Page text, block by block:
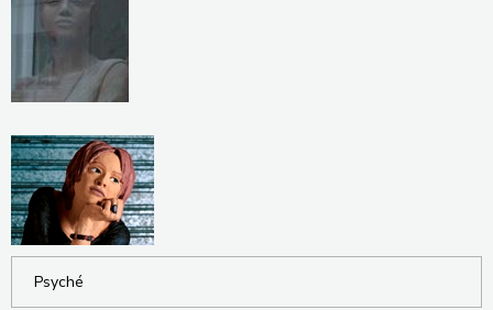
Psyché